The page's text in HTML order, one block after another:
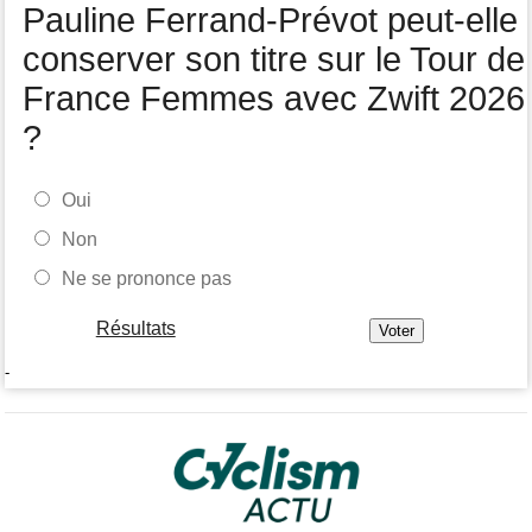
WorldTour
Pauline Ferrand-Prévot peut-elle
conserver son titre sur le Tour de
France Femmes avec Zwift 2026
?
Oui
Non
Ne se prononce pas
Résultats
-